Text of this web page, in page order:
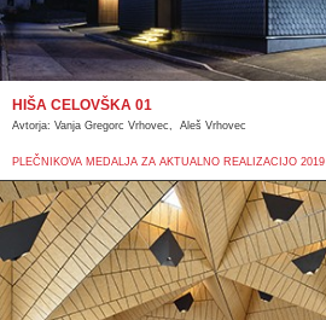
HIŠA CELOVŠKA 01
Avtorja: Vanja Gregorc Vrhovec, Aleš Vrhovec
PLEČNIKOVA MEDALJA ZA AKTUALNO REALIZACIJO 2019